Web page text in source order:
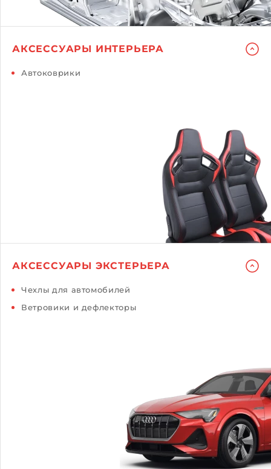
АКСЕССУАРЫ ИНТЕРЬЕРА
Автоковрики
АКСЕССУАРЫ ЭКСТЕРЬЕРА
Чехлы для автомобилей
Ветровики и дефлекторы